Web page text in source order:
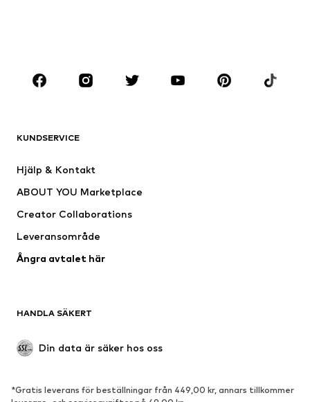
Premium
Nytt
Underkläder
Kappor
Badkläder
Upcycling
Populärt
KUNDSERVICE
Hjälp & Kontakt
ABOUT YOU Marketplace
Creator Collaborations
Leveransområde
Ångra avtalet här
HANDLA SÄKERT
Din data är säker hos oss
*Gratis leverans för beställningar från 449,00 kr, annars tillkommer